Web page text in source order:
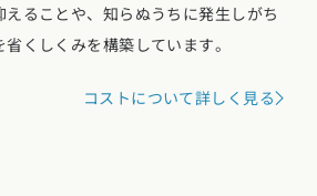
ることや、知らぬうちに発生しがち
くしくみを構築しています。
コストについて詳しく見る